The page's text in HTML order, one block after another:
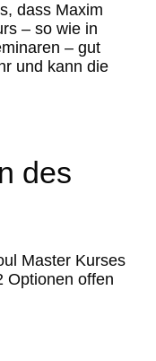
dass Maxim
– so wie in
– gut
und kann die
des
Master Kurses
Optionen offen